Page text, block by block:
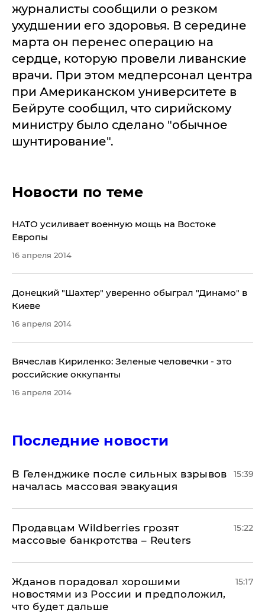
журналисты сообщили о резком
ухудшении его здоровья. В середине
марта он перенес операцию на
сердце, которую провели ливанские
врачи. При этом медперсонал центра
при Американском университете в
Бейруте сообщил, что сирийскому
министру было сделано "обычное
шунтирование".
Новости по теме
НАТО усиливает военную мощь на Востоке
Европы
16 апреля 2014
Донецкий "Шахтер" уверенно обыграл "Динамо" в
Киеве
16 апреля 2014
Вячеслав Кириленко: Зеленые человечки - это
российские оккупанты
16 апреля 2014
Последние новости
В Геленджике после сильных взрывов
началась массовая эвакуация
15:39
Продавцам Wildberries грозят
массовые банкротства – Reuters
15:22
Жданов порадовал хорошими
новостями из России и предположил,
что будет дальше
15:17